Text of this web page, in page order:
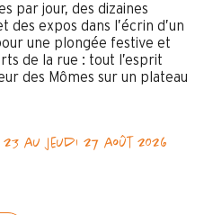
par jour, des dizaines
expos dans l’écrin d’un
une plongée festive et
de la rue : tout l’esprit
des Mômes sur un plateau
au jeudi 27 août 2026